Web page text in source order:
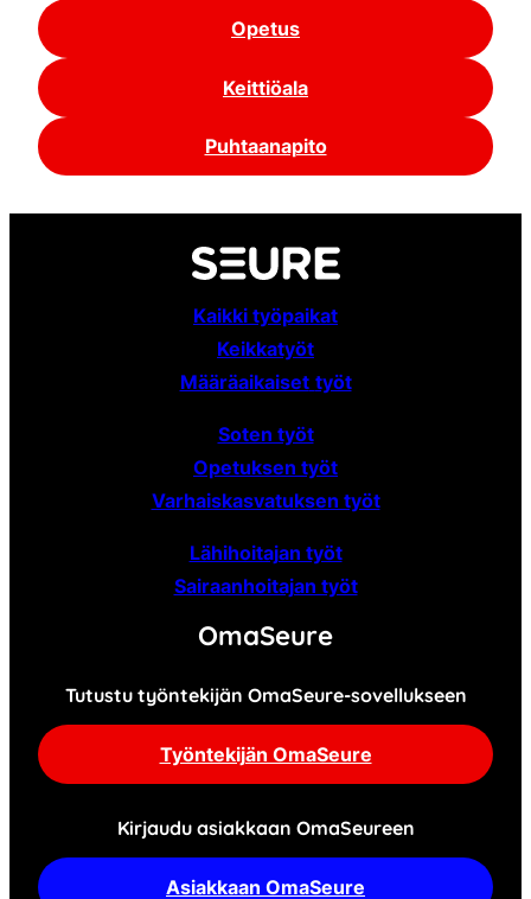
Opetus
Keittiöala
Puhtaanapito
Kaikki työpaikat
Keikkatyöt
Määräaikaiset työt
Soten työt
Opetuksen työt
Varhaiskasvatuksen työt
Lähihoitajan työt
Sairaanhoitajan työt
OmaSeure
Tutustu työntekijän OmaSeure-sovellukseen
Työntekijän OmaSeure
Kirjaudu asiakkaan OmaSeureen
Asiakkaan OmaSeure